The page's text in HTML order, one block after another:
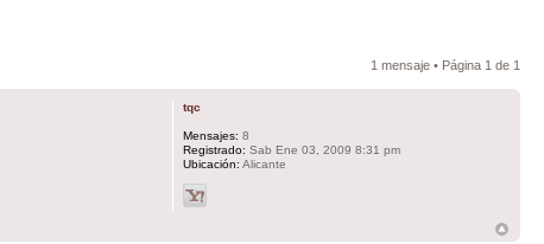
1 mensaje • Página 1 de 1
tqc
Mensajes: 8
Registrado: Sab Ene 03, 2009 8:31 pm
Ubicación: Alicante